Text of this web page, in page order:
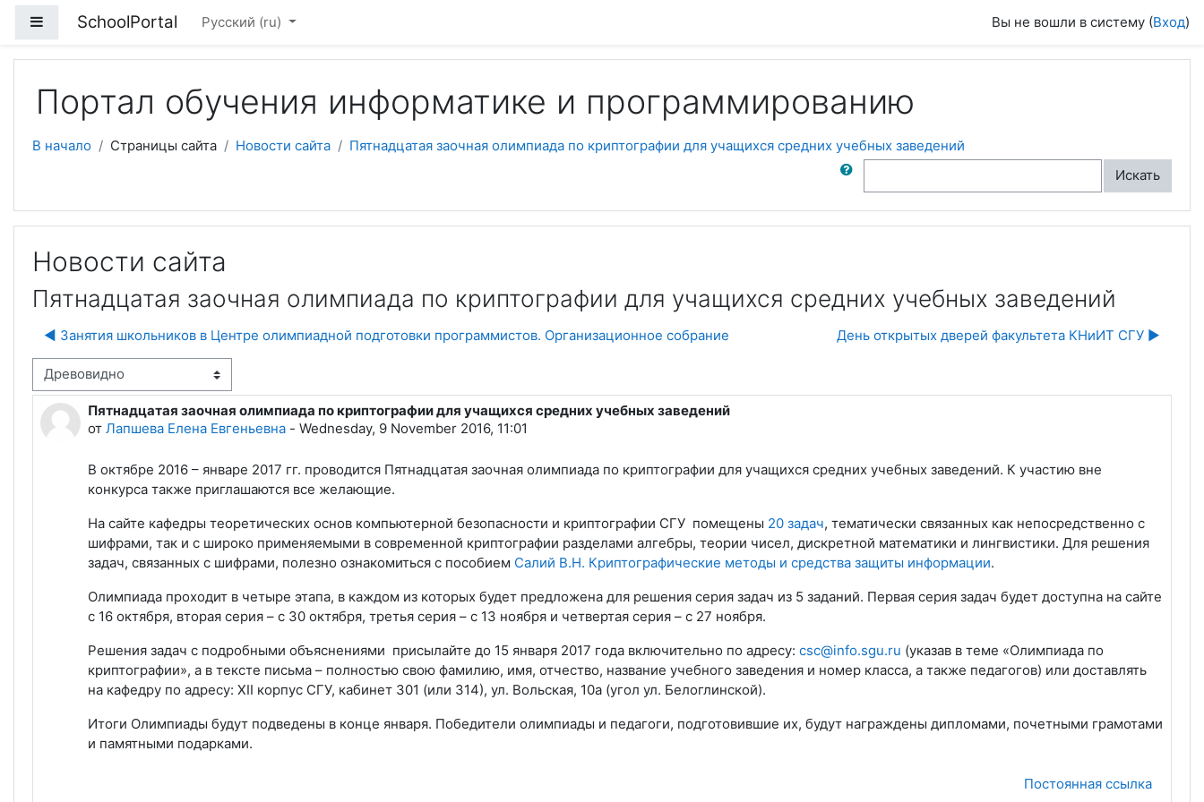
Боковая панель
SchoolPortal Русский ‎(ru)‎ Вы не вошли в систему (Вход)
Портал обучения информатике и программированию
В начало Страницы сайта Новости сайта Пятнадцатая заочная олимпиада по криптографии для учащихся средних учебных заведений
Поиск по форумам
Искать
Новости сайта
Пятнадцатая заочная олимпиада по криптографии для учащихся средних учебных заведений
◀︎ Занятия школьников в Центре олимпиадной подготовки программистов. Организационное собрание День открытых дверей факультета КНиИТ СГУ ▶︎
отображения
Пятнадцатая заочная олимпиада по криптографии для учащихся средних учебных заведений
от Лапшева Елена Евгеньевна - Wednesday, 9 November 2016, 11:01
Количество ответов: 0
В октябре 2016 – январе 2017 гг. проводится Пятнадцатая заочная олимпиада по криптографии для учащихся средних учебных заведений. К участию вне
конкурса также приглашаются все желающие.
На сайте кафедры теоретических основ компьютерной безопасности и криптографии СГУ помещены 20 задач, тематически связанных как непосредственно с
шифрами, так и с широко применяемыми в современной криптографии разделами алгебры, теории чисел, дискретной математики и лингвистики. Для решения
задач, связанных с шифрами, полезно ознакомиться с пособием Салий В.Н. Криптографические методы и средства защиты информации.
Олимпиада проходит в четыре этапа, в каждом из которых будет предложена для решения серия задач из 5 заданий. Первая серия задач будет доступна на сайте
с 16 октября, вторая серия – с 30 октября, третья серия – с 13 ноября и четвертая серия – с 27 ноября.
Решения задач с подробными объяснениями присылайте до 15 января 2017 года включительно по адресу: csc@info.sgu.ru (указав в теме «Олимпиада по
криптографии», а в тексте письма – полностью свою фамилию, имя, отчество, название учебного заведения и номер класса, а также педагогов) или доставлять
на кафедру по адресу: XII корпус СГУ, кабинет 301 (или 314), ул. Вольская, 10а (угол ул. Белоглинской).
Итоги Олимпиады будут подведены в конце января. Победители олимпиады и педагоги, подготовившие их, будут награждены дипломами, почетными грамотами
и памятными подарками.
Постоянная ссылка